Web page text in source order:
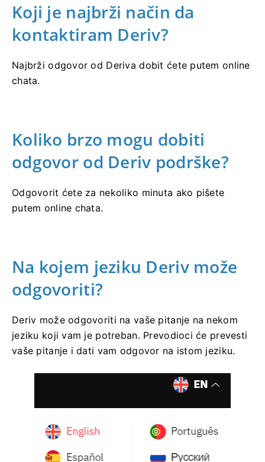
Koji je najbrži način da
kontaktiram Deriv?
Najbrži odgovor od Deriva dobit ćete putem online
chata.
Koliko brzo mogu dobiti
odgovor od Deriv podrške?
Odgovorit ćete za nekoliko minuta ako pišete
putem online chata.
Na kojem jeziku Deriv može
odgovoriti?
Deriv može odgovoriti na vaše pitanje na nekom
jeziku koji vam je potreban. Prevodioci će prevesti
vaše pitanje i dati vam odgovor na istom jeziku.